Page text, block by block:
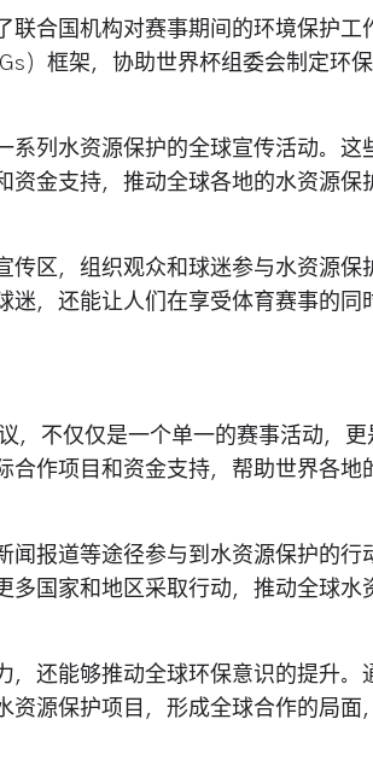
联合国机构对赛事期间的环境保护工
）框架，协助世界杯组委会制定环保
系列水资源保护的全球宣传活动。这
资金支持，推动全球各地的水资源保
传区，组织观众和球迷参与水资源保
迷，还能让人们在享受体育赛事的同
，不仅仅是一个单一的赛事活动，更
合作项目和资金支持，帮助世界各地
报道等途径参与到水资源保护的行
多国家和地区采取行动，推动全球水
，还能够推动全球环保意识的提升。
资源保护项目，形成全球合作的局面